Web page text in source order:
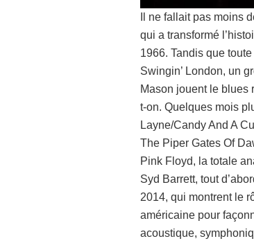
Il ne fallait pas moins
qui a transformé
1966. Tandis que
Swingin’ London, un
Mason jouent le blues
t-on. Quelques mois
Layne/Candy And A
The Piper Gates Of
Pink Floyd, la totale
Syd Barrett, tout
2014, qui montrent le
américaine pour
acoustique,